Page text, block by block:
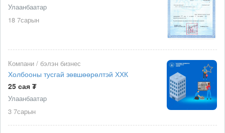
Улаанбаатар
18 7сарын
Компани / бэлэн бизнес
Холбооны тусгай зөвшөөрөлтэй ХХК
25 сая ₮
Улаанбаатар
3 7сарын